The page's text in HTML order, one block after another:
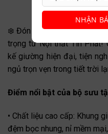
❄️ Đón mùa đông ấm cúng
trọng từ Nội thất Tín Phát!
kế giường hiện đại, tiện
ngủ trọn vẹn trong tiết trời
Điểm nổi bật của bộ sưu
• Chất liệu cao cấp: Khung
đệm bọc nhung, nỉ mềm
NHẬN